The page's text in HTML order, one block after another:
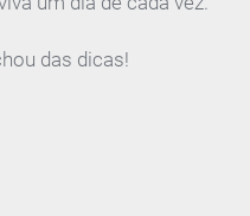
das dicas!